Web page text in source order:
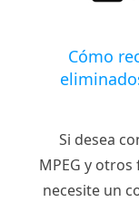
Cómo
Si desea
MPEG y
necesite un